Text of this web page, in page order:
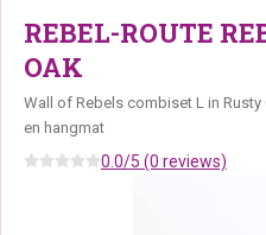
REBEL-ROUTE
OAK
Wall of Rebels combiset L in
en hangmat
0.0/5 (0 reviews)